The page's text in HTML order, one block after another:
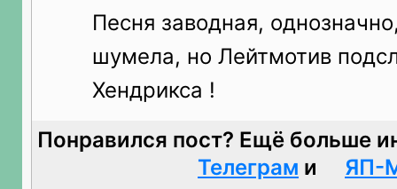
Песня заводная,
шумела, но Лейтмотив
Хендрикса !
Понравился пост? Ещё больше
Телеграм и ЯП-